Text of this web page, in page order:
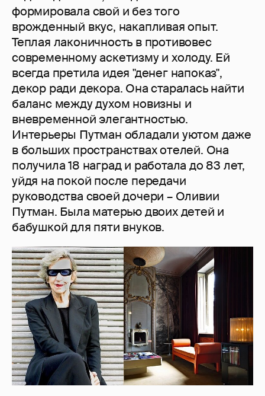
формировала свой и без того
врожденный вкус, накапливая опыт.
Теплая лаконичность в противовес
современному аскетизму и холоду. Ей
всегда претила идея "денег напоказ",
декор ради декора. Она старалась найти
баланс между духом новизны и
вневременной элегантностью.
Интерьеры Путман обладали уютом даже
в больших пространствах отелей. Она
получила 18 наград и работала до 83 лет,
уйдя на покой после передачи
руководства своей дочери – Оливии
Путман. Была матерью двоих детей и
бабушкой для пяти внуков.